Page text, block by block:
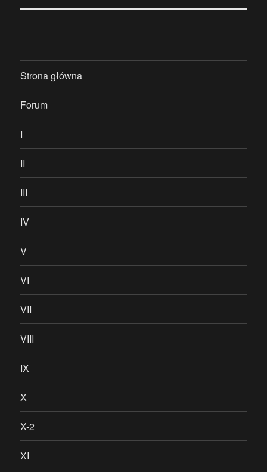
Strona główna
Forum
I
II
III
IV
V
VI
VII
VIII
IX
X
X-2
XI